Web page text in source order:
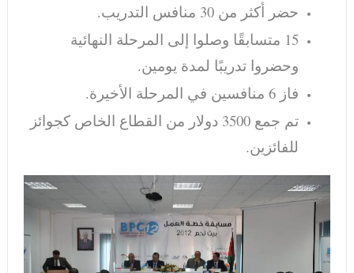
حضر أكثر من 30 منافس التدريب.
15 متسابقًا وصلوا إلى المرحلة النهائية
وحضروا تدريبًا لمدة يومين.
فاز 6 منافسين في المرحلة الأخيرة.
تم جمع 3500 دولار من القطاع الخاص كجوائز
للفائزين.